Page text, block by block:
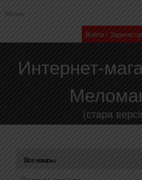
Меню
Войти /
Интернет-
(стара